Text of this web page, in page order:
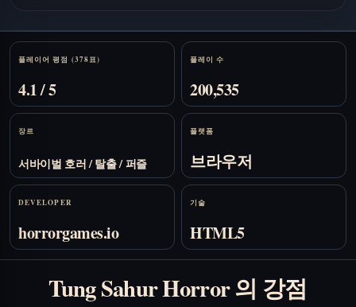
Stats
플레이어 평점 (378표)
4.1 / 5
플레이 수
200,535
장르
서바이벌 호러 / 탈출 / 퍼즐
플랫폼
브라우저
DEVELOPER
horrorgames.io
기술
HTML5
Tung Sahur Horror 의 강점